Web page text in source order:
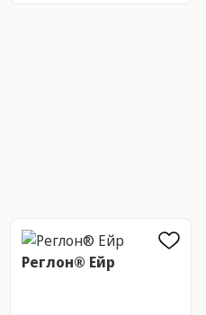
Реглон® Ейр